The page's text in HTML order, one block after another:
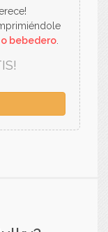
bebedero.